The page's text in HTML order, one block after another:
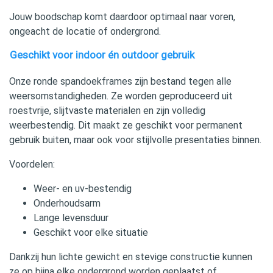
Jouw boodschap komt daardoor optimaal naar voren,
ongeacht de locatie of ondergrond.
Geschikt voor indoor én outdoor gebruik
Onze ronde spandoekframes zijn bestand tegen alle
weersomstandigheden. Ze worden geproduceerd uit
roestvrije, slijtvaste materialen en zijn volledig
weerbestendig. Dit maakt ze geschikt voor permanent
gebruik buiten, maar ook voor stijlvolle presentaties binnen.
Voordelen:
Weer- en uv‑bestendig
Onderhoudsarm
Lange levensduur
Geschikt voor elke situatie
Dankzij hun lichte gewicht en stevige constructie kunnen